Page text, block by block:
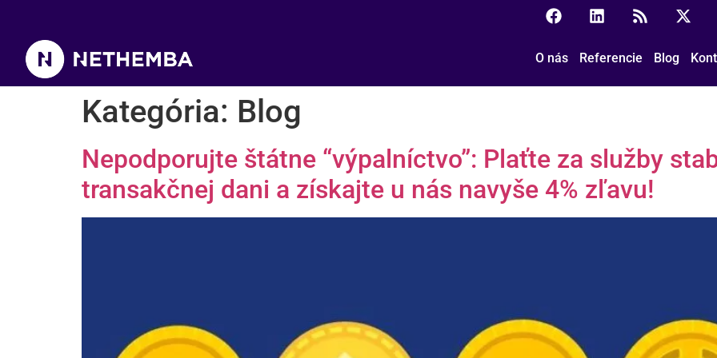
O nás Referencie Blog
Kategória: Blog
Nepodporujte štátne “výpalníctvo”: Plaťte za služby
transakčnej dani a získajte u nás navyše 4% zľavu!